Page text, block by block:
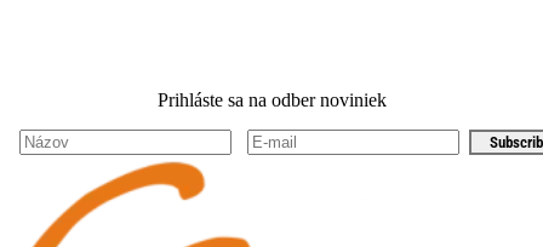
Prihláste sa na odber noviniek